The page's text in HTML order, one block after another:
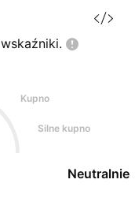
się zgodnie z
scenariusz na
zanegowany,
wskaźniki.
Kupno
Silne kupno
Neutralnie